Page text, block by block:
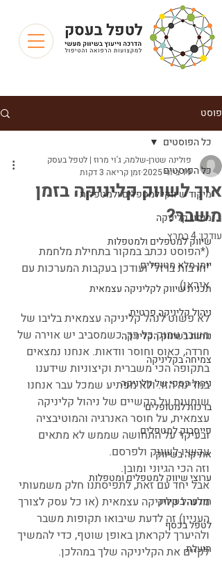
פוסט
כל הפוסטים
מיקוד שיווקי למטפלים ולמטפלות
מיתוג קליניקה
שיווק למטפלים ולמטפלות
יומן מלא מטופלים
תכנית שיווק לקליניקה עצמאית
ניהול קליניקה פרטית
נוחות בשיווק הקליניקה
צמיחה בקליניקה
ניהול כספי של קליניקה
ברכות למטופלים
פייסבוק למטפלים
אתיקה בשיווק
ערוצי שיווק למטפלים ומטפלות
תודעה בשיווק
לטפל בכסף
תועלת
כל הפוסטים
איך לשווק קליניקה בזמן
משבר?
פולינה שטרן-שלמה, ג'וי מרוז | לטפל בעסק
19 ביוני 2025
זמן קריאה 3 דקות
עודכן:4 במרץ
(*הפוסט נכתב במקור בתחילת מלחמת
"חרבות ברזל" ועודכן בעקבות המערכות עם
איראן)
לא פשוט לנהל קליניקה עצמאית בליבו של
משבר עמוק כל כך, כשמסביב יש אוירה של
חרדה, כאוס וחוסר וודאות. אנחנו נמצאים
בתקופה הכי משברית וקיצוניות שידענו
במדינה הזו. ולא מפתיע שמכל עבר אנחנו
שומעות על הקשיים של ניהול קליניקה
עצמאית, על חוסר האנרגיה והמוטיבציה
ובעיקר על התחושה שממש לא מתאים
עכשיו לשווק ולפרסם.
וזה הכי הגיוני ומובן.
אבל יחד עם זאת, לתפיסתנו חלק משמעותי
מלנהל קליניקה עצמאית (או כל עסק לצורך
העניין) זה לדעת שיבואו תקופות משבר
ולהיערך לקראתן באופן שוטף, כדי להמשיך
לקיים את הקליניקה שלך במהלכן.